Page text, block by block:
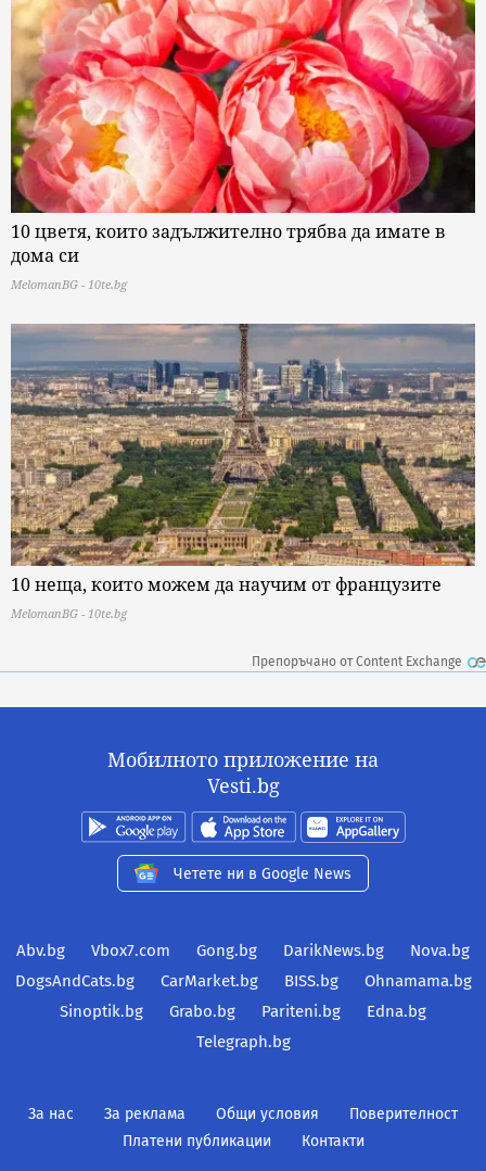
10 цветя, които задължително трябва да имате в
дома си
MelomanBG - 10te.bg
10 неща, които можем да научим от французите
MelomanBG - 10te.bg
Препоръчано от Content Exchange
Мобилното приложение на
Vesti.bg
Четете ни в Google News
Abv.bg Vbox7.com Gong.bg DarikNews.bg
Nova.bg
DogsAndCats.bg
CarMarket.bg BISS.bg
Ohnamama.bg
Sinoptik.bg
Grabo.bg Pariteni.bg
Edna.bg
Telegraph.bg
За нас За реклама Общи условия
Поверителност
Платени публикации
Контакти